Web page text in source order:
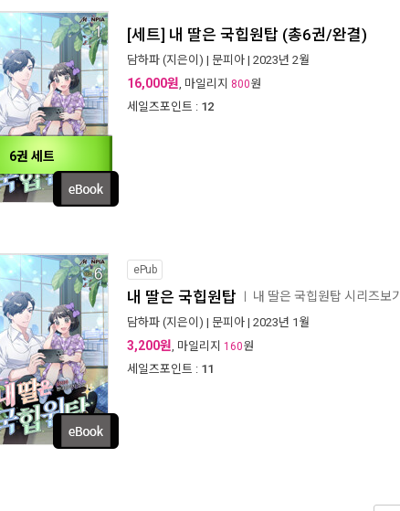
6권 세트
[세트] 내 딸은 국힙원탑 (총6권/완결)
담하파 (지은이) | 문피아 | 2023년 2월
16,000원, 마일리지 800원
세일즈포인트 : 12
ePub
내 딸은 국힙원탑 내 딸은 국힙원탑 시리즈보기
담하파 (지은이) | 문피아 | 2023년 1월
3,200원, 마일리지 160원
세일즈포인트 : 11